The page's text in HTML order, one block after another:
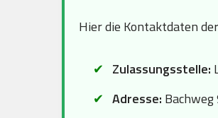
Hier die Kontaktdaten
Zulassungsstelle:
Adresse: